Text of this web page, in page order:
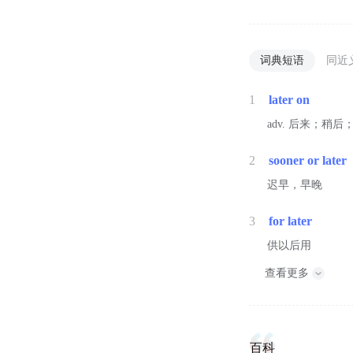
词典短语 同近
1 later on
adv. 后来；稍后
2 sooner or later
迟早，早晚
3 for later
供以后用
查看更多
百科